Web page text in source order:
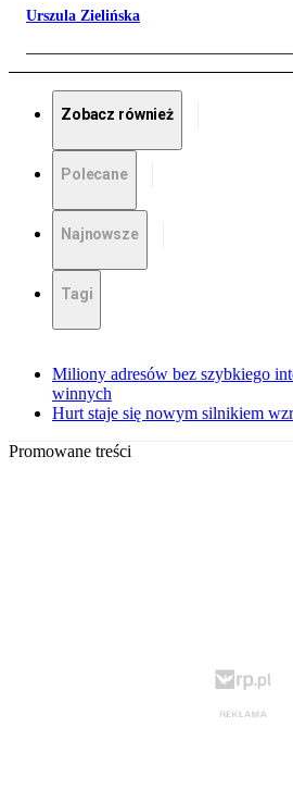
Urszula Zielińska
Zobacz również
Polecane
Najnowsze
Tagi
Miliony adresów bez szybkiego
winnych
Hurt staje się nowym silnikiem
Promowane treści